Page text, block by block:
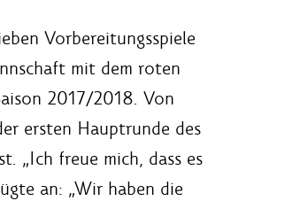
Vorbereitungsspiele
mit dem roten
2017/2018. Von
ersten Hauptrunde des
„Ich freue mich, dass es
an: „Wir haben die